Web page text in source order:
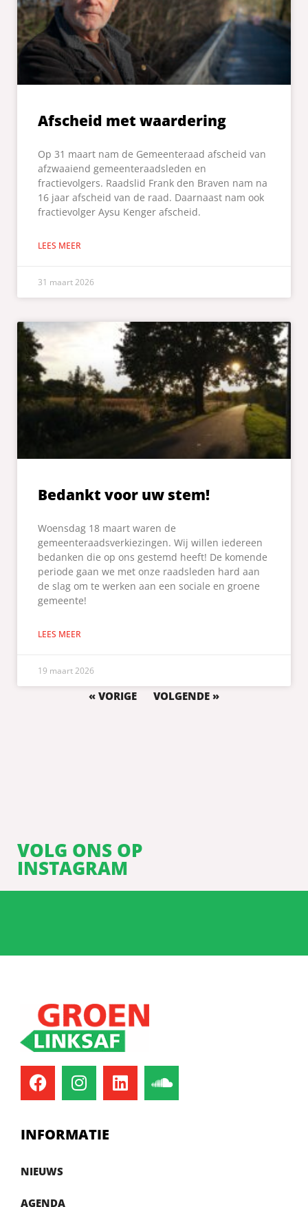
Afscheid met waardering
Op 31 maart nam de Gemeenteraad afscheid van
afzwaaiend gemeenteraadsleden en
fractievolgers. Raadslid Frank den Braven nam na
16 jaar afscheid van de raad. Daarnaast nam ook
fractievolger Aysu Kenger afscheid.
LEES MEER
31 maart 2026
Bedankt voor uw stem!
Woensdag 18 maart waren de
gemeenteraadsverkiezingen. Wij willen iedereen
bedanken die op ons gestemd heeft! De komende
periode gaan we met onze raadsleden hard aan
de slag om te werken aan een sociale en groene
gemeente!
LEES MEER
19 maart 2026
« VORIGE VOLGENDE »
VOLG ONS OP
INSTAGRAM
INFORMATIE
NIEUWS
AGENDA